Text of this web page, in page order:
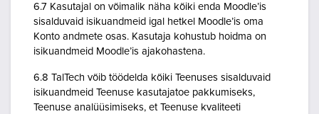
6.7 Kasutajal on võimalik näha kõiki enda Moodle’is
sisalduvaid isikuandmeid igal hetkel Moodle’is oma
Konto andmete osas. Kasutaja kohustub hoidma on
isikuandmeid Moodle’is ajakohastena.
6.8 TalTech võib töödelda kõiki Teenuses sisalduvaid
isikuandmeid Teenuse kasutajatoe pakkumiseks,
Teenuse analüüsimiseks, et Teenuse kvaliteeti